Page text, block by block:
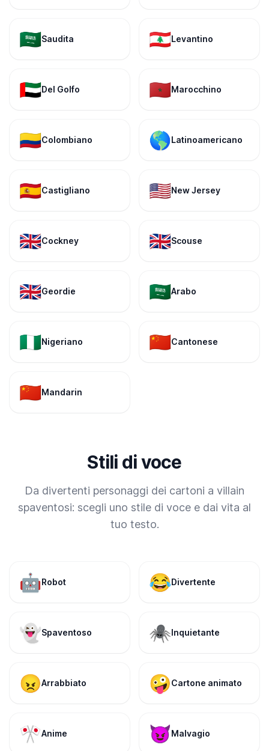
🇸🇦Saudita 🇱🇧Levantino
🇦🇪Del Golfo 🇲🇦Marocchino
🇨🇴Colombiano 🌎Latinoamericano
🇪🇸Castigliano 🇺🇸New Jersey
🇬🇧Cockney 🇬🇧Scouse
🇬🇧Geordie 🇸🇦Arabo
🇳🇬Nigeriano 🇨🇳Cantonese
🇨🇳Mandarin
Stili di voce
Da divertenti personaggi dei cartoni a villain
spaventosi: scegli uno stile di voce e dai vita al
tuo testo.
🤖Robot 😂Divertente
👻Spaventoso 🕷️Inquietante
😠Arrabbiato 🤪Cartone animato
🎌Anime 😈Malvagio